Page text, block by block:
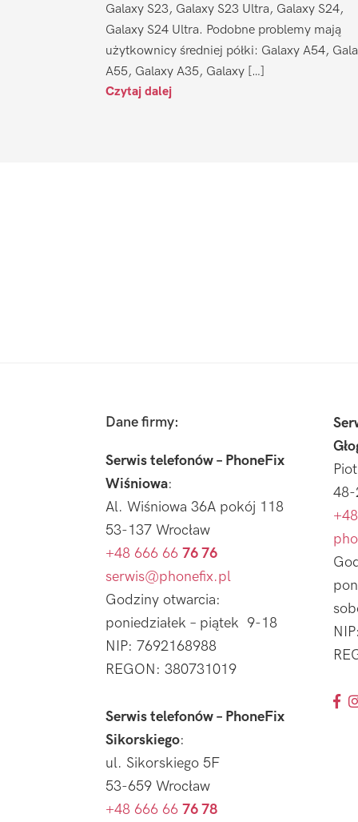
Galaxy S23, Galaxy S23 Ultra, Galaxy S24,
Galaxy S24 Ultra. Podobne problemy mają
użytkownicy średniej półki: Galaxy A54,
A55, Galaxy A35, Galaxy […]
Czytaj dalej
Dane firmy:
Serwis telefonów – PhoneFix
Wiśniowa:
Al. Wiśniowa 36A pokój 118
53-137 Wrocław
+48 666 66 76 76
serwis@phonefix.pl
Godziny otwarcia:
poniedziałek – piątek 9-18
NIP: 7692168988
REGON: 380731019
Serwis telefonów – PhoneFix
Sikorskiego:
ul. Sikorskiego 5F
53-659 Wrocław
+48 666 66 76 78
48-